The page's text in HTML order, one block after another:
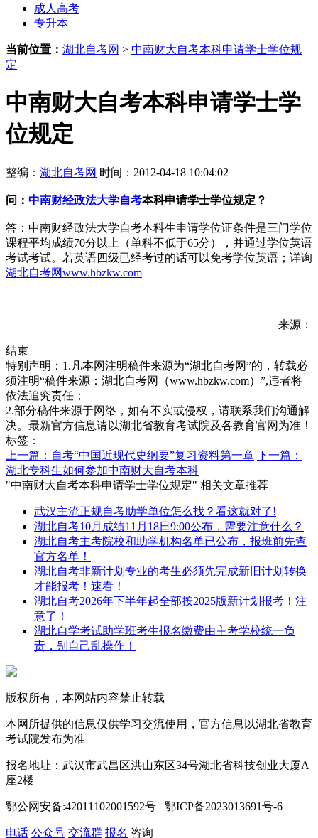
成人高考
专升本
当前位置： 湖北自考网 > 中南财大自考本科申请学士学位规
定
中南财大自考本科申请学士学
位规定
整编： 湖北自考网 时间：2012-04-18 10:04:02
问： 中南财经政法大学自考本科申请学士学位规定？
答：中南财经政法大学自考本科生申请学位证条件是三门学位
课程平均成绩70分以上（单科不低于65分），并通过学位英语
考试考试。若英语四级已经考过的话可以免考学位英语；详询
湖北自考网www.hbzkw.com
来源：
结束
特别声明：1.凡本网注明稿件来源为“湖北自考网”的，转载必
须注明“稿件来源：湖北自考网（www.hbzkw.com）”,违者将
依法追究责任；
2.部分稿件来源于网络，如有不实或侵权，请联系我们沟通解
决。最新官方信息请以湖北省教育考试院及各教育官网为准！
标签：
上一篇：自考“中国近现代史纲要”复习资料第一章 下一篇：
湖北专科生如何参加中南财大自考本科
"中南财大自考本科申请学士学位规定" 相关文章推荐
武汉主流正规自考助学单位怎么找？看这就对了!
湖北自考10月成绩11月18日9:00公布，需要注意什么？
湖北自考主考院校和助学机构名单已公布，报班前先查
官方名单！
湖北自考非新计划专业的考生必须先完成新旧计划转换
才能报考！速看！
湖北自考2026年下半年起全部按2025版新计划报考！注
意了！
湖北自学考试助学班考生报名缴费由主考学校统一负
责，别自己乱操作！
版权所有，本网站内容禁止转载
本网所提供的信息仅供学习交流使用，官方信息以湖北省教育
考试院发布为准
报名地址：武汉市武昌区洪山东区34号湖北省科技创业大厦A
座2楼
鄂公网安备:42011102001592号 鄂ICP备2023013691号-6
电话 公众号 交流群 报名 咨询